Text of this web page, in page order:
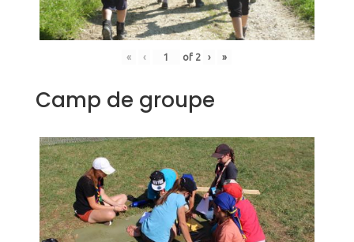
« ‹ of 2 › »
Camp de groupe